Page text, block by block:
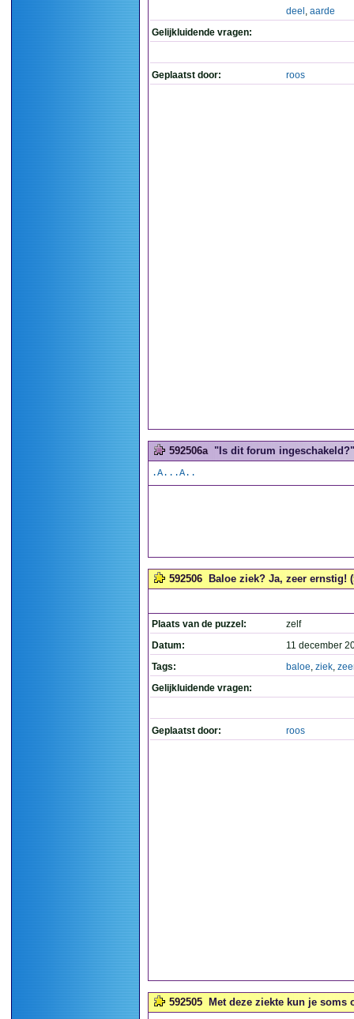
deel , aarde
Gelijkluidende vragen:
Geplaatst door: roos
592506a "Is dit forum
.A...A..
592506 Baloe ziek? Ja, zeer ernstig!
Plaats van de puzzel:
zelf
Datum:
11 december
Tags:
baloe, ziek,
Gelijkluidende vragen:
Geplaatst door: roos
592505 Met deze ziekte kun je soms